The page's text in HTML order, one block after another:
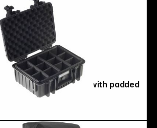
4000 black with padded